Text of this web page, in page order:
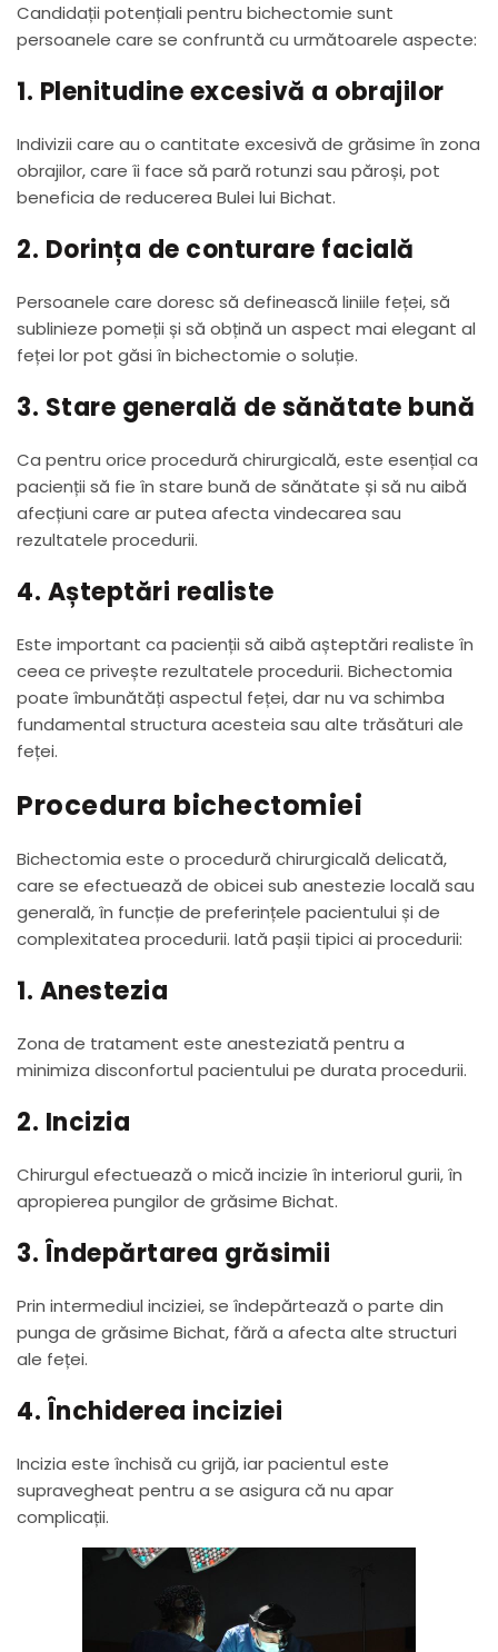
Candidații potențiali pentru bichectomie sunt
persoanele care se confruntă cu următoarele aspecte:
1. Plenitudine excesivă a obrajilor
Indivizii care au o cantitate excesivă de grăsime în zona
obrajilor, care îi face să pară rotunzi sau păroși, pot
beneficia de reducerea Bulei lui Bichat.
2. Dorința de conturare facială
Persoanele care doresc să definească liniile feței, să
sublinieze pomeții și să obțină un aspect mai elegant al
feței lor pot găsi în bichectomie o soluție.
3. Stare generală de sănătate bună
Ca pentru orice procedură chirurgicală, este esențial ca
pacienții să fie în stare bună de sănătate și să nu aibă
afecțiuni care ar putea afecta vindecarea sau
rezultatele procedurii.
4. Așteptări realiste
Este important ca pacienții să aibă așteptări realiste în
ceea ce privește rezultatele procedurii. Bichectomia
poate îmbunătăți aspectul feței, dar nu va schimba
fundamental structura acesteia sau alte trăsături ale
feței.
Procedura bichectomiei
Bichectomia este o procedură chirurgicală delicată,
care se efectuează de obicei sub anestezie locală sau
generală, în funcție de preferințele pacientului și de
complexitatea procedurii. Iată pașii tipici ai procedurii:
1. Anestezia
Zona de tratament este anesteziată pentru a
minimiza disconfortul pacientului pe durata procedurii.
2. Incizia
Chirurgul efectuează o mică incizie în interiorul gurii, în
apropierea pungilor de grăsime Bichat.
3. Îndepărtarea grăsimii
Prin intermediul inciziei, se îndepărtează o parte din
punga de grăsime Bichat, fără a afecta alte structuri
ale feței.
4. Închiderea inciziei
Incizia este închisă cu grijă, iar pacientul este
supravegheat pentru a se asigura că nu apar
complicații.